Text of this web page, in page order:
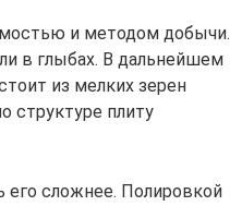
и методом добычи.
в глыбах. В дальнейшем
из мелких зерен
структуре плиту
его сложнее. Полировкой